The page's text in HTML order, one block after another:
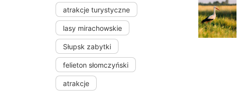
atrakcje turystyczne
lasy mirachowskie
Słupsk zabytki
felieton słomczyński
atrakcje